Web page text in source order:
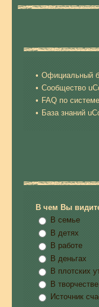
Официальный
Сообщество
FAQ по системе
База знаний
В чем Вы
В семье
В детях
В работе
В деньгах
В плотских
В
Источник